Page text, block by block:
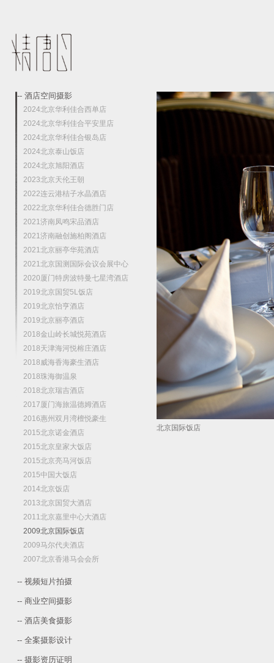
-- 酒店空间摄影
2024北京华利佳合西单店
2024北京华利佳合平安里店
2024北京华利佳合银岛店
2024北京泰山饭店
2024北京旭阳酒店
2023北京天伦王朝
2022连云港桔子水晶酒店
2022北京华利佳合德胜门店
2021济南凤鸣宋品酒店
2021济南融创施柏阁酒店
2021北京丽亭华苑酒店
2021北京国测国际会议会展中心
2020厦门特房波特曼七星湾酒店
2019北京国贸5L饭店
2019北京怡亨酒店
2019北京丽亭酒店
2018金山岭长城悦苑酒店
2018天津海河悦榕庄酒店
2018威海香海豪生酒店
2018珠海御温泉
2018北京瑞吉酒店
2017厦门海旅温德姆酒店
2016惠州双月湾檀悦豪生
2015北京诺金酒店
2015北京皇家大饭店
2015北京亮马河饭店
2015中国大饭店
2014北京饭店
2013北京国贸大酒店
2011北京嘉里中心大酒店
2009北京国际饭店
2009马尔代夫酒店
2007北京香港马会会所
-- 视频短片拍摄
-- 商业空间摄影
-- 酒店美食摄影
-- 全案摄影设计
-- 摄影资历证明
北京国际饭店